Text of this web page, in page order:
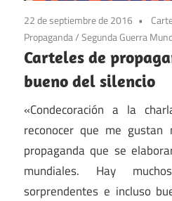
22 de septiembre de 2016
Propaganda/Segunda Guerra
Carteles de
bueno del silencio
«Condecoración a la
reconocer que me gustan
propaganda que se
mundiales. Hay
sorprendentes e incluso